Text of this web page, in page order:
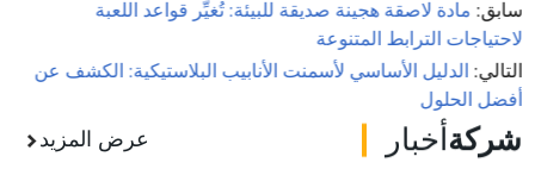
سابق: مادة لاصقة هجينة صديقة للبيئة: تُغيِّر قواعد اللعبة
لاحتياجات الترابط المتنوعة
التالي: الدليل الأساسي لأسمنت الأنابيب البلاستيكية: الكشف عن
أفضل الحلول
شركة أخبار عرض المزيد